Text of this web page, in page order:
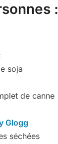
:
soja
de canne
Glogg
séchées